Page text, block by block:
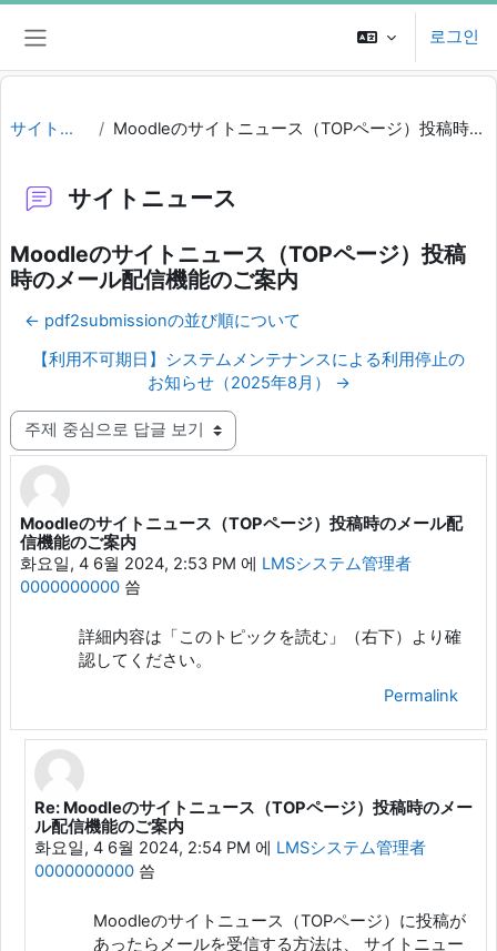
메인 콘텐츠로 건너뛰기
로그인
サイトニュース Moodleのサイトニュース（TOPページ）投稿時のメール配信機能のご案内
サイトニュース
Moodleのサイトニュース（TOPページ）投稿
時のメール配信機能のご案内
← pdf2submissionの並び順について
【利用不可期日】システムメンテナンスによる利用停止の
お知らせ（2025年8月） →
표시 모드
Moodleのサイトニュース（TOPページ）投稿時のメール配
信機能のご案内
화요일, 4 6월 2024, 2:53 PM 에 LMSシステム管理者
0000000000 씀
Number of replies: 1
詳細内容は「このトピックを読む」（右下）より確
認してください。
Permalink
In reply to LMSシステム管理者 0000000000
Re: Moodleのサイトニュース（TOPページ）投稿時のメー
ル配信機能のご案内
화요일, 4 6월 2024, 2:54 PM 에 LMSシステム管理者
0000000000씀
Moodleのサイトニュース（TOPページ）に投稿が
あったらメールを受信する方法は、 サイトニュー